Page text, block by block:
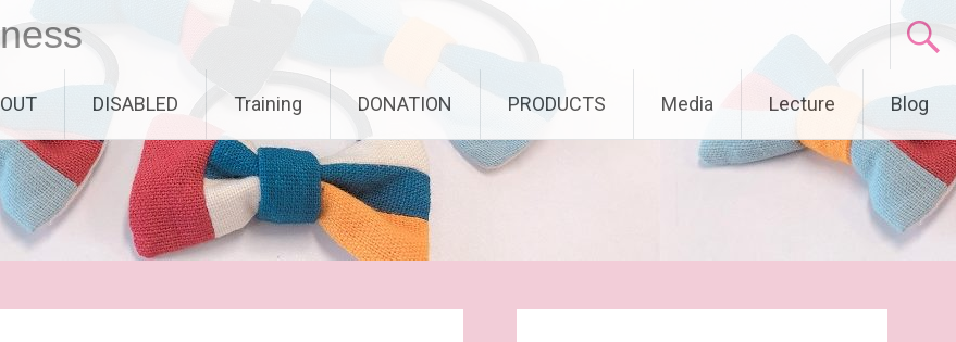
DISABLED Training DONATION PRODUCTS Media Lecture Blog